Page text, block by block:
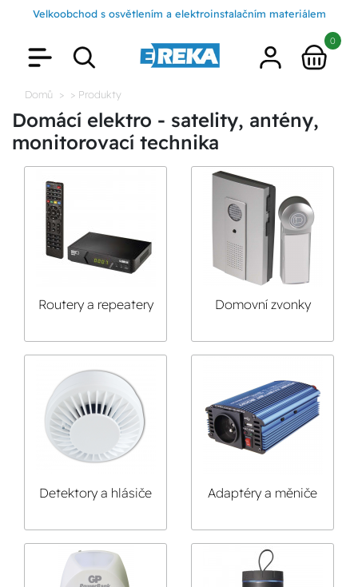
Velkoobchod s osvětlením a elektroinstalačním materiálem
0
Domů > Produkty
Domácí elektro - satelity, antény,
monitorovací technika
Routery a repeatery Domovní zvonky
Detektory a hlásiče
Adaptéry a měniče